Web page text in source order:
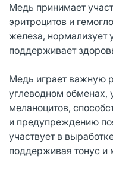
Медь принимает
эритроцитов и
железа, нормализует
поддерживает
Медь играет важную
углеводном обменах,
меланоцитов,
и предупреждению
участвует в
поддерживая тонус и